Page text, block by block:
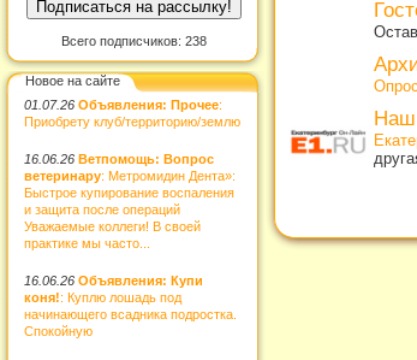
Всего подписчиков: 238
Новое на сайте
01.07.26 Объявления: Прочее:
Приобрету клуб/территорию/землю
16.06.26 Ветпомощь: Вопрос
ветеринару: Метромидин Дента»:
Быстрое купирование воспаления
и защита после операций
Уважаемые коллеги! В своей
практике мы часто...
16.06.26 Объявления: Купи
коня!: Куплю лошадь под
начинающего всадника подростка.
Спокойную